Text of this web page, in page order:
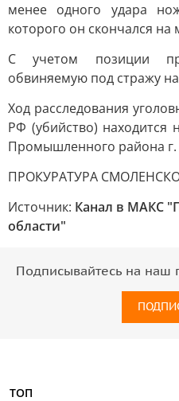
менее одного удара
которого он скончался на
С учетом позиции
обвиняемую под стражу
Ход расследования
РФ (убийство) находится
Промышленного района г.
ПРОКУРАТУРА
Источник: Канал в МАКС
области"
Подписывайтесь на наш
ТОП